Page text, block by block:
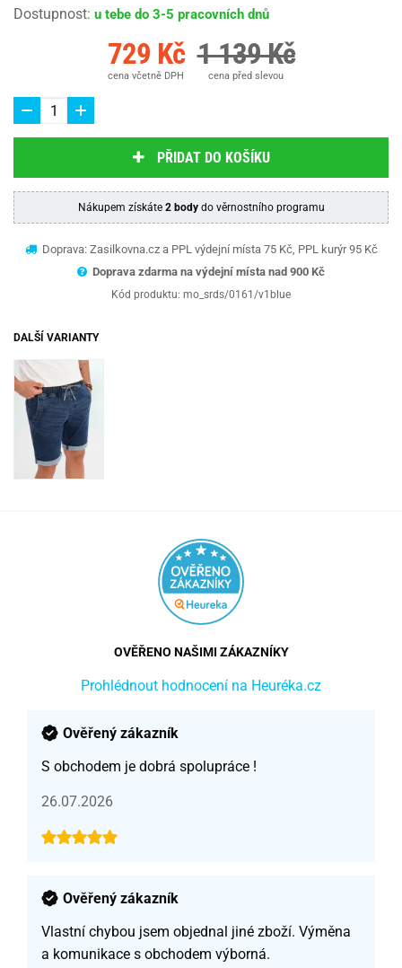
Dostupnost: u tebe do 3-5 pracovních dnů
729 Kč
cena včetně DPH
1 139 Kč
cena před slevou
PŘIDAT DO KOŠÍKU
Nákupem získáte 2 bodydo věrnostního programu
Doprava: Zasilkovna.cz a PPL výdejní místa 75 Kč, PPL kurýr 95 Kč
Doprava zdarma na výdejní místa nad 900 Kč
Kód produktu: mo_srds/0161/v1blue
DALŠÍ VARIANTY
OVĚŘENO NAŠIMI ZÁKAZNÍKY
Prohlédnout hodnocení na Heuréka.cz
Ověřený zákazník
S obchodem je dobrá spolupráce !
26.07.2026
Ověřený zákazník
Vlastní chybou jsem objednal jiné zboží. Výměna
a komunikace s obchodem výborná.